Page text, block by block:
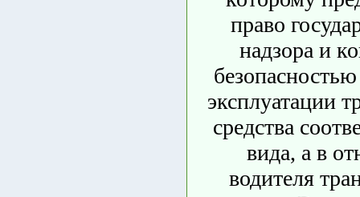
право
надзора и
эксплуатации
средства
вида, а в
водителя